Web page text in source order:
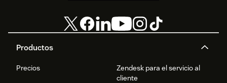
Productos
Precios
Zendesk para el servicio al
cliente